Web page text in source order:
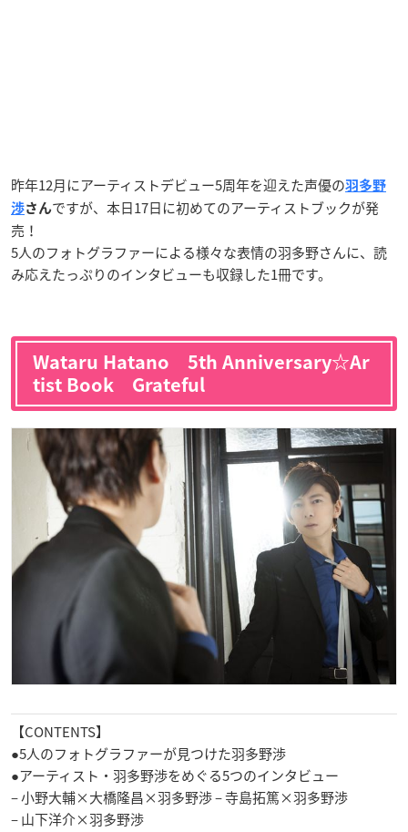
昨年12月にアーティストデビュー5周年を迎えた声優の羽多野
渉さんですが、本日17日に初めてのアーティストブックが発
売！
5人のフォトグラファーによる様々な表情の羽多野さんに、読
み応えたっぷりのインタビューも収録した1冊です。
Wataru Hatano 5th Anniversary☆Ar
tist Book Grateful
【CONTENTS】
●5人のフォトグラファーが見つけた羽多野渉
●アーティスト・羽多野渉をめぐる5つのインタビュー
– 小野大輔×大橋隆昌×羽多野渉 – 寺島拓篤×羽多野渉
– 山下洋介×羽多野渉